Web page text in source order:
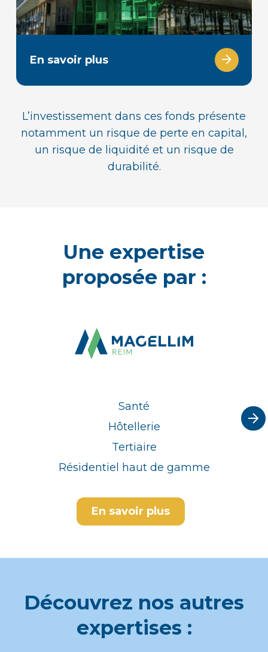
En savoir plus
L’investissement dans ces fonds présente
notamment un risque de perte en capital,
un risque de liquidité et un risque de
durabilité.
Une expertise
proposée par :
Santé
Hôtellerie
Tertiaire
Résidentiel haut de gamme
En savoir plus
Découvrez nos autres
expertises :